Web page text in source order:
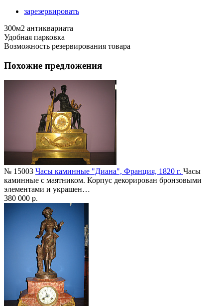
зарезервировать
300м2 антиквариата
Удобная парковка
Возможность резервирования товара
Похожие предложения
№ 15003 Часы каминные "Диана", Франция, 1820 г. Часы
каминные с маятником. Корпус декорирован бронзовыми
элементами и украшен…
380 000 р.